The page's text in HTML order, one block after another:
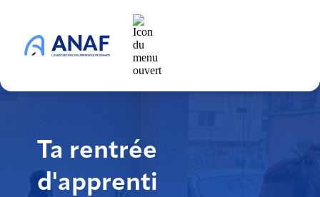
Ta rentrée
d'apprenti